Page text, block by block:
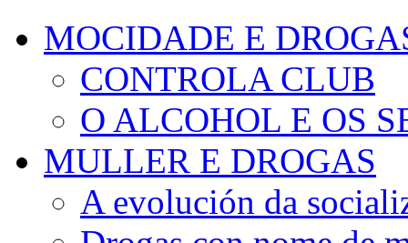
MOCIDADE E
CONTROLA CLUB
O ALCOHOL E OS
MULLER E DROGAS
A evolución da